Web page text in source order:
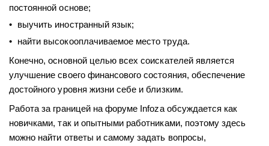
постоянной основе;
выучить иностранный язык;
найти высокооплачиваемое место труда.
Конечно, основной целью всех соискателей является
улучшение своего финансового состояния, обеспечение
достойного уровня жизни себе и близким.
Работа за границей на форуме Infoza обсуждается как
новичками, так и опытными работниками, поэтому здесь
можно найти ответы и самому задать вопросы,